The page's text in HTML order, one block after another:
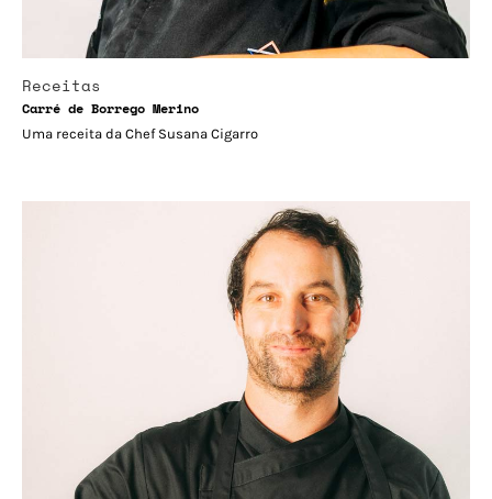
Receitas
Carré de Borrego Merino
Uma receita da Chef Susana Cigarro